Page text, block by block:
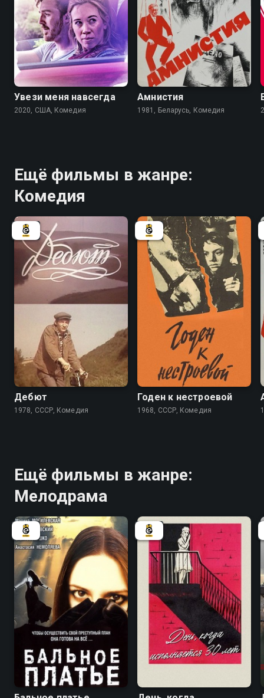
Увези меня навсегда
2020, США, Комедия
6.6
Амнистия
1981, Беларусь, Комедия
Ещё фильмы в жанре:
Комедия
6.9
Дебют
1978, СССР, Комедия
7.3
Годен к нестроевой
1968, СССР, Комедия
Ещё фильмы в жанре:
Мелодрама
6.7 5.7